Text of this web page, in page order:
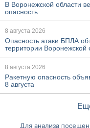
В Воронежской области
опасность
8 августа 2026
Опасность атаки БПЛА
территории Воронежской
8 августа 2026
Ракетную опасность
8 августа
Для анализа